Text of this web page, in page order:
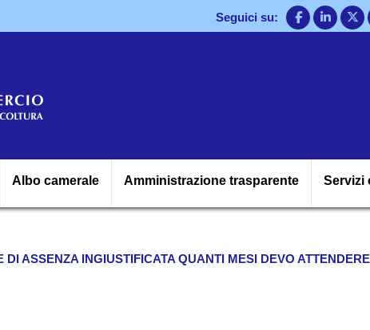
Salta
al
Seguici su:
Navigazione
Albo camerale Amministrazione trasparente Servizi
DI ASSENZA INGIUSTIFICATA QUANTI MESI DEVO